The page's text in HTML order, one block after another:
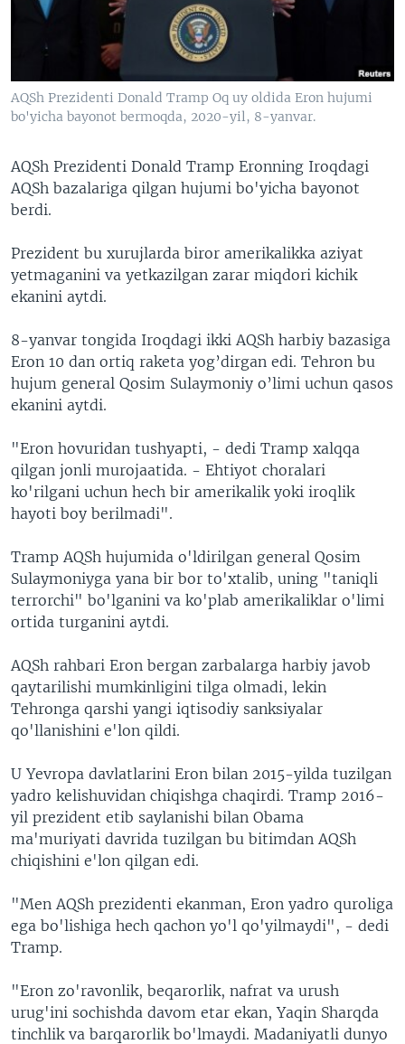
VIDEO
XABARLAR SURATLARDA
ODNOKLASSNIKI
TELEGRAM
TWITTER
SOUNDCLOUD
VOA
AQSh Prezidenti Donald Tramp Oq uy oldida Eron hujumi
bo'yicha bayonot bermoqda, 2020-yil, 8-yanvar.
AQSh Prezidenti Donald Tramp Eronning Iroqdagi
AQSh bazalariga qilgan hujumi bo'yicha bayonot
berdi.
Prezident bu xurujlarda biror amerikalikka aziyat
yetmaganini va yetkazilgan zarar miqdori kichik
ekanini aytdi.
8-yanvar tongida Iroqdagi ikki AQSh harbiy bazasiga
Eron 10 dan ortiq raketa yog’dirgan edi. Tehron bu
hujum general Qosim Sulaymoniy o’limi uchun qasos
ekanini aytdi.
"Eron hovuridan tushyapti, - dedi Tramp xalqqa
qilgan jonli murojaatida. - Ehtiyot choralari
ko'rilgani uchun hech bir amerikalik yoki iroqlik
hayoti boy berilmadi".
Tramp AQSh hujumida o'ldirilgan general Qosim
Sulaymoniyga yana bir bor to'xtalib, uning "taniqli
terrorchi" bo'lganini va ko'plab amerikaliklar o'limi
ortida turganini aytdi.
AQSh rahbari Eron bergan zarbalarga harbiy javob
qaytarilishi mumkinligini tilga olmadi, lekin
Tehronga qarshi yangi iqtisodiy sanksiyalar
qo'llanishini e'lon qildi.
U Yevropa davlatlarini Eron bilan 2015-yilda tuzilgan
yadro kelishuvidan chiqishga chaqirdi. Tramp 2016-
yil prezident etib saylanishi bilan Obama
ma'muriyati davrida tuzilgan bu bitimdan AQSh
chiqishini e'lon qilgan edi.
"Men AQSh prezidenti ekanman, Eron yadro quroliga
ega bo'lishiga hech qachon yo'l qo'yilmaydi", - dedi
Tramp.
"Eron zo'ravonlik, beqarorlik, nafrat va urush
urug'ini sochishda davom etar ekan, Yaqin Sharqda
tinchlik va barqarorlik bo'lmaydi. Madaniyatli dunyo